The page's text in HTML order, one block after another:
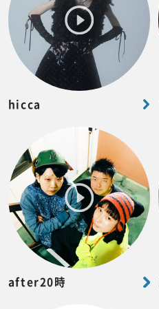
hicca
after20時